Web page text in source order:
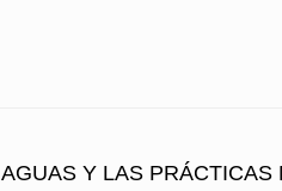
Y LAS